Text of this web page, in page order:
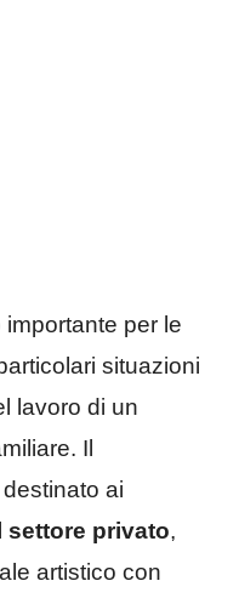
per le
situazioni
lavoro di un
Il
ai
settore privato,
artistico con